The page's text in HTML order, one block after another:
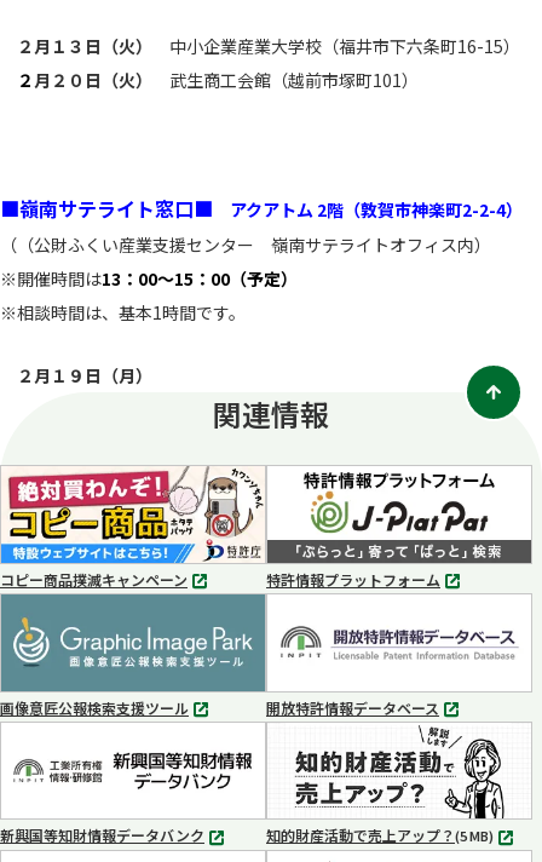
２月１３ 日（火）
中小企業産業大学校（福井市下六条町16-15）
２月２０日（火） 武生商工会館（越前市塚町101）
■嶺南サテライト窓口■ アクアトム 2階（敦賀市神楽町2-2-4）
（（公財ふくい産業支援センター 嶺南サテライトオフィス内）
※開催時間は13：00～15：00（予定）
※相談時間は、基本1時間です。
２月１９日（月）
関連情報
コピー商品撲滅キャンペーン
別
で
開
く
特許情報プラットフォーム
別
ブ
で
く
画像意匠公報検索支援ツール
別
ブ
で
く
開放特許情報データベース
別
タ
ブ
で
開
く
新興国等知財情報データバンク
別
知的財産活動で売上アップ？(5 MB) MP4